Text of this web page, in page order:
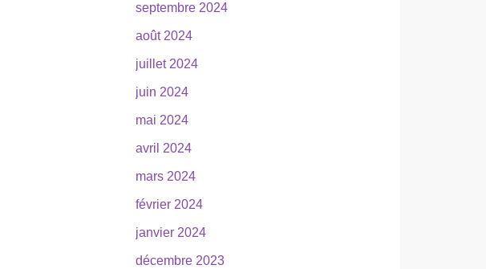
septembre 2024
août 2024
juillet 2024
juin 2024
mai 2024
avril 2024
mars 2024
février 2024
janvier 2024
décembre 2023